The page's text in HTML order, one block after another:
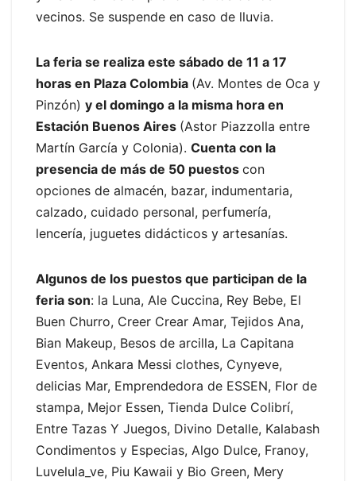
vecinos. Se suspende en caso de lluvia.
La feria se realiza este sábado de 11 a 17
horas en Plaza Colombia (Av. Montes de Oca y
Pinzón) y el domingo a la misma hora en
Estación Buenos Aires (Astor Piazzolla entre
Martín García y Colonia). Cuenta con la
presencia de más de 50 puestos con
opciones de almacén, bazar, indumentaria,
calzado, cuidado personal, perfumería,
lencería, juguetes didácticos y artesanías.
Algunos de los puestos que participan de la
feria son: la Luna, Ale Cuccina, Rey Bebe, El
Buen Churro, Creer Crear Amar, Tejidos Ana,
Bian Makeup, Besos de arcilla, La Capitana
Eventos, Ankara Messi clothes, Cynyeve,
delicias Mar, Emprendedora de ESSEN, Flor de
stampa, Mejor Essen, Tienda Dulce Colibrí,
Entre Tazas Y Juegos, Divino Detalle, Kalabash
Condimentos y Especias, Algo Dulce, Franoy,
Luvelula_ve, Piu Kawaii y Bio Green, Mery